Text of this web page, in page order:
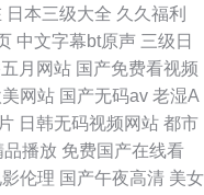
日本三级大全 久久福利
中文字幕bt原声 三级日
月网站 国产免费看视频
网站 国产无码av 老湿A
日韩无码视频网站 都市
播放 免费国产在线看
伦理 国产午夜高清 美女